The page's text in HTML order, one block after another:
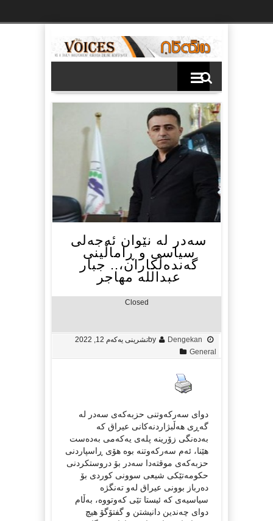
سەدر لە نێوان ئەجەلی
سیاسی و ڕاماڵینی
گەندەڵکاران،.. جبار
عبداللە مهاجر
Closed
by Dengekan
تشرینی یەکەم 12, 2022
General
دوای سەرکەوتنی حزبەکەی سەدر لە
گەڕی هەڵبژاردنەکانی عیراق کە
بەدەنگی زۆرینە پلەی یەکەمی بەدەست
هێنا، ئەم سەرکەوتنە بوە هۆی ڕاسپاردنی
حزبەکەی موقتەدا سەدر بۆ دروستکردنی
حکومەتێکی شیعی سوونی کوردی بۆ
دەرباز بوونی عیراق لەو تەنگژە
سیاسیەی کە ئیستا تێی کەوتووە، بەڵام
دوای چەندین دانیشتن و گفتۆگۆ هیچ